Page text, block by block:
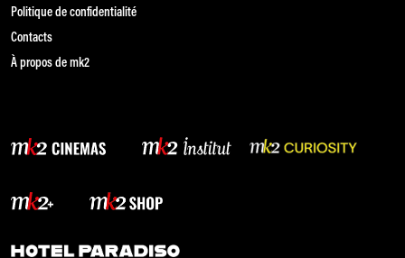
Politique de confidentialité
Contacts
À propos de mk2